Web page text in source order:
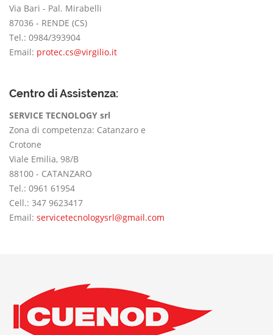
Via Bari - Pal. Mirabelli
87036 - RENDE (CS)
Tel.: 0984/393904
Email: protec.cs@virgilio.it
Centro di Assistenza:
SERVICE TECNOLOGY srl
Zona di competenza: Catanzaro e
Crotone
Viale Emilia, 98/B
88100 - CATANZARO
Tel.: 0961 61954
Cell.: 347 9623417
Email: servicetecnologysrl@gmail.com